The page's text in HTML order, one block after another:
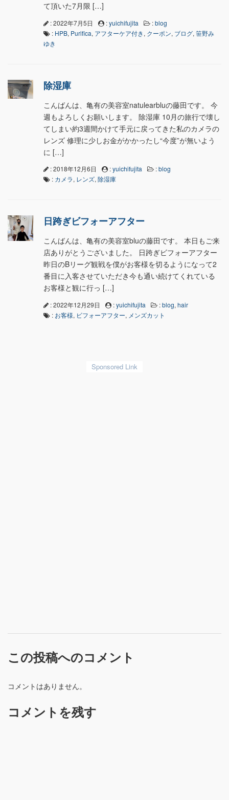
て頂いた7月限 […]
: 2022年7月5日 :yuichifujita :blog
: HPB, Purifica, アフターケア付き, クーポン, ブログ, 笹野み
ゆき
除湿庫
こんばんは、亀有の美容室natulearbluの藤田です。 今
週もよろしくお願いします。 除湿庫 10月の旅行で壊し
てしまい約3週間かけて手元に戻ってきた私のカメラの
レンズ 修理に少しお金がかかったし“今度”が無いよう
に […]
: 2018年12月6日 :yuichifujita :blog
: カメラ, レンズ, 除湿庫
日跨ぎビフォーアフター
こんばんは、亀有の美容室bluの藤田です。 本日もご来
店ありがとうございました。 日跨ぎビフォーアフター
昨日のBリーグ観戦を僕がお客様を切るようになって2
番目に入客させていただき今も通い続けてくれている
お客様と観に行っ […]
: 2022年12月29日 :yuichifujita :blog, hair
: お客様, ビフォーアフター, メンズカット
この投稿へのコメント
コメントはありません。
コメントを残す